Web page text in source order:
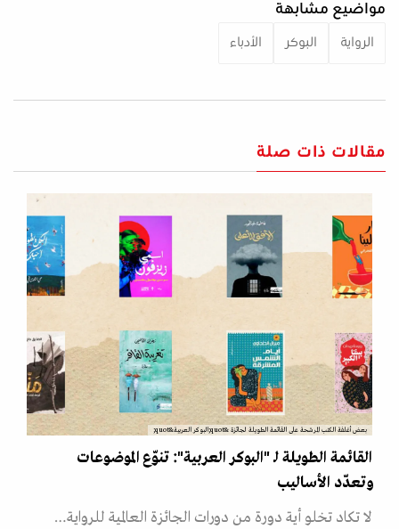
مواضيع مشابهة
الرواية البوكر الأدباء
مقالات ذات صلة
بعض أغلفة الكتب المرشحة على القائمة الطويلة لجائزة &quot;البوكر العربية&quot;
القائمة الطويلة لـ "البوكر العربية": تنوّع الموضوعات
وتعدّد الأساليب
لا تكاد تخلو أية دورة من دورات الجائزة العالمية للرواية…